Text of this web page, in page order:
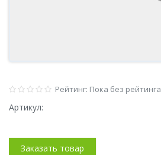
Рейтинг: Пока без рейтинга
Артикул:
Заказать товар